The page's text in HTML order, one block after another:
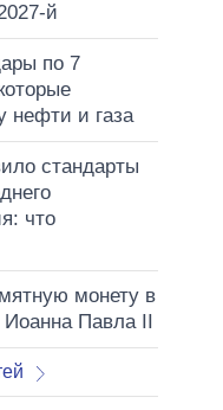
й
по 7
нефти и газа
стандарты
что
монету в
Павла II